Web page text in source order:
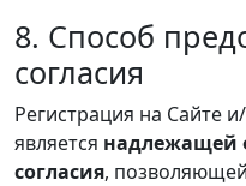
8. Способ
согласия
Регистрация на Сайте
является надлежащей
согласия,